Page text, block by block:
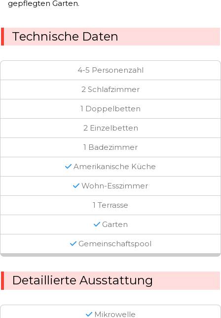
gepflegten Garten.
Technische Daten
4-5 Personenzahl
2 Schlafzimmer
1 Doppelbetten
2 Einzelbetten
1 Badezimmer
Amerikanische Küche
Wohn-Esszimmer
1 Terrasse
Garten
Gemeinschaftspool
Detaillierte Ausstattung
Mikrowelle